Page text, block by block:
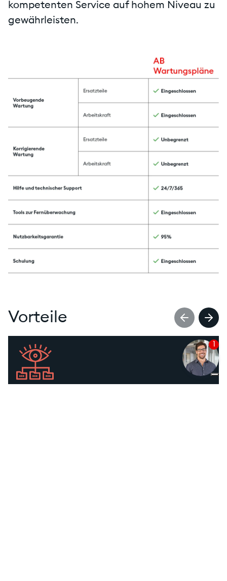
kompetenten Service auf hohem Niveau zu
gewährleisten.
Vorteile